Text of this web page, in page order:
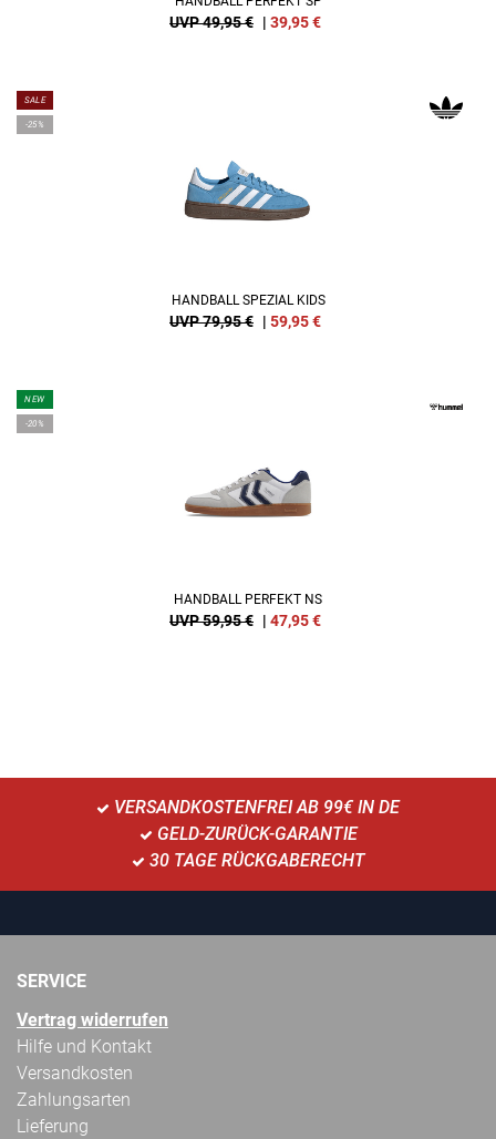
UVP 49,95 € | 39,95€
SALE
-25%
HANDBALL SPEZIAL KIDS
UVP 79,95 € | 59,95€
NEW
-20%
HANDBALL PERFEKT NS
UVP 59,95 € | 47,95€
VERSANDKOSTENFREI AB 99€ IN DE
GELD-ZURÜCK-GARANTIE
30 TAGE RÜCKGABERECHT
SERVICE
Vertrag widerrufen
Hilfe und Kontakt
Versandkosten
Zahlungsarten
Lieferung